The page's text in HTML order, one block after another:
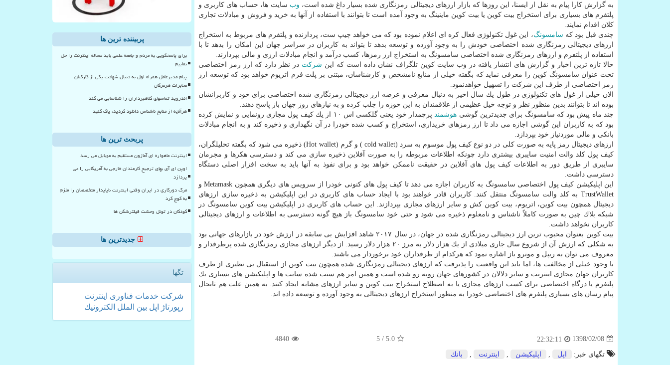
به گزارش كارا پیام به نقل از ایسنا، این روزها كه بازار ارزهای دیجیتالی رمزنگاری شده بسیار داغ شده است، وب سایت ها، حساب های كاربری و
پلتفرم های بسیاری برای استخراج بیت كوین یا بیت كوین ماینینگ به وجود آمده است تا بتوانند با استفاده از آنها به خرید و فروش و مبادلات تجاری
كلان اقدام نمایند.
چندی قبل بود كه سامسونگ، این غول تكنولوژی فعال كره ای اعلام نموده بود كه می خواهد چیپ ست، پردازنده و پلتفرم های مربوط به استخراج
ارزهای دیجیتالی رمزنگاری شده اختصاصی خودش را به وجود آورده و توسعه بدهد تا بتواند به كاربران در سراسر جهان این امكان را بدهد تا با
استفاده از پلتفرم و ارزهای رمزنگاری شده اختصاصی سامسونگ به استخراج ارز رمزها، كسب درآمد و انجام مبادلات ارزی و مالی بپردازند.
حالا تازه ترین اخبار و گزارش های انتشار یافته در وب سایت كوین تلگراف نشان داده است كه این شركت در نظر دارد كه ارز رمز اختصاصی
تحت عنوان سامسونگ كوین را معرفی نماید كه بگفته خیلی از منابع نامشخص و كارشناسان، مبتنی بر پلت فرم اتریوم خواهد بود كه توسعه ارز
رمز اختصاصی از طرف این شركت را تسهیل خواهدنمود.
الان خیلی از غول های تكنولوژی در طول یك سال اخیر به دنبال معرفی و عرضه ارز دیجیتالی رمزنگاری شده اختصاصی برای خود و كاربرانشان
بوده اند تا بتوانند بدین منظور نظر و توجه خیل عظیمی از علاقمندان به این حوزه را جلب كرده و به نیازهای روز جهان باز پاسخ دهند.
چند ماه پیش بود كه سامسونگ برای جدیدترین گوشی هوشمند
پرچمدار خود یعنی گلكسی اس ۱۰ از یك كیف پول مجازی رونمایی و نمایش كرده
بود كه به كاربران این گوشی اجازه می داد تا ارز رمزهای خریداری، استخراج و كسب شده خودرا در آن نگهداری و ذخیره كند و به انجام مبادلات
بانكی و مالی موردنیاز خود بپردازد.
ارزهای دیجیتال رمز پایه به صورت كلی در دو نوع كیف پول موسوم به سرد (cold wallet ) و گرم (Hot wallet) ذخیره می شود كه بگفته تحلیلگران،
كیف پول كلد والت امنیت سایبری بیشتری دارد چونكه اطلاعات مربوطه را به صورت آفلاین ذخیره سازی می كند و دسترسی هكرها و مجرمان
سایبری از طریق دور به اطلاعات كیف پول های آفلاین در حقیقت ناممكن خواهد بود و برای نفوذ به آنها باید به سخت افزار اصلی دستگاه
دسترسی داشت.
این اپلیكیشن كیف پول اختصاصی سامسونگ به كاربران اجازه می دهد تا كیف پول های كنونی خودرا از سرویس های دیگری همچون Metamask و
TrustWallet به كلد والت سامسونگ منتقل كنند. كاربران قادر خواهند بود با ایجاد حساب های كاربری در این اپلیكیشن به ذخیره سازی ارزهای
دیجیتال همچون بیت كوین، اتریوم، بیت كوین كش و سایر ارزهای مجازی بپردازند. این حساب های كاربری در اپلیكیشن بیت كوین سامسونگ در
شبكه بلاك چین به صورت كاملاً ناشناس و نامعلوم ذخیره می شود و حتی خود سامسونگ باز هیچ گونه دسترسی به اطلاعات و ارزهای دیجیتالی
كاربران نخواهد داشت.
بیت كوین بعنوان محبوب ترین ارز دیجیتالی رمزنگاری شده در جهان، در سال ۲۰۱۷ شاهد افزایش بی سابقه در ارزش خود در بازارهای جهانی بود
به شكلی كه ارزش آن از شروع سال جاری میلادی از یك هزار دلار به مرز ۲۰ هزار دلار رسید. از دیگر ارزهای مجازی رمزنگاری شده پرطرفدار و
معروف می توان به ریپل و مونرو باز اشاره نمود كه هركدام از طرفداران خود برخوردار می باشند.
با وجود خیلی از مخالفت ها، اما باید این واقعیت را پذیرفت كه ارزهای دیجیتالی رمزنگاری شده همچون بیت كوین از استقبال بی نظیری از طرف
كاربران جهان مجازی اینترنت و سایر دلالان در كشورهای جهان روبه رو شده است و همین امر هم سبب شده سایت ها و اپلیكیشن های بسیاری یك
پلتفرم یا درگاه اختصاصی برای كسب ارزهای مجازی یا به اصطلاح استخراج بیت كوین و سایر ارزهای مشابه ایجاد كنند. به همین علت هم تابحال
پیام رسان های بسیاری پلتفرم های اختصاصی خودرا به منظور استخراج ارزهای دیجیتالی به وجود آورده و توسعه داده اند.
1398/02/08
22:32:11
5.0
/ 5
4840
تگهای خبر: اپل اپلیكیشن اینترنت بانك
پربیننده ترین ها
برای پاسخگویی به مردم و جامعه علمی باید مساله اینترنت را حل
نماییم
پیام مدیرعامل همراه اول به دنبال شهادت یکی از کارکنان
مخابرات هرمزگان
اندروید تماسهای کلاهبرداران را شناسایی می کند
هرآنچه از منابع ناشناس دانلود کردید، پاک کنید
پربحث ترین ها
اینترنت ماهواره ای آمازون مستقیم به موبایل می رسد
اوپن ای آی بهای ترجیح کارمندان خارجی به آمریکایی را می
پردازد
مرگ دورکاری در ایران وقتی اینترنت ناپایدار متخصصان را ملزم
به کوچ کرد
کودکان در تونل وحشت فیلترشکن ها
جدیدترین ها
تگها
شركت خدمات فناوری اینترنت
رپورتاژ
اپل بین الملل الكترونیك